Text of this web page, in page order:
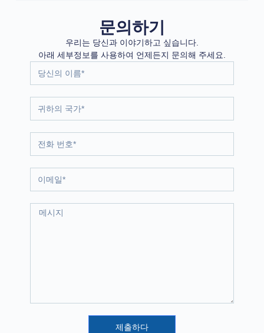
문의하기
우리는 당신과 이야기하고 싶습니다.
아래 세부정보를 사용하여 언제든지 문의해 주세요.
제출하다